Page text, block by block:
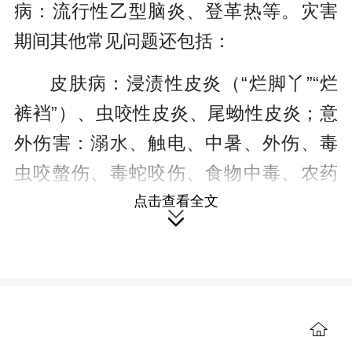
病：流行性乙型脑炎、登革热等。灾害
期间其他常见问题还包括：
皮肤病：浸渍性皮炎（“烂脚丫”“烂
裤裆”）、虫咬性皮炎、尾蚴性皮炎；意
外伤害：溺水、触电、中暑、外伤、毒
虫咬螫伤、毒蛇咬伤、食物中毒、农药
点击查看全文
